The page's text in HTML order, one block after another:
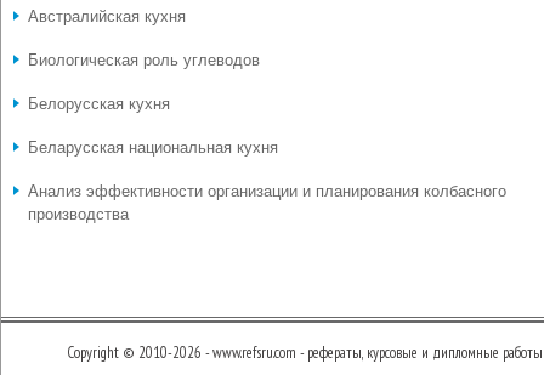
Австралийская кухня
Биологическая роль углеводов
Белорусская кухня
Беларусская национальная кухня
Анализ эффективности организации и планирования колбасного
производства
Copyright © 2010-2026 - www.refsru.com - рефераты, курсовые и дипломные работы